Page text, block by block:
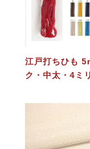
江戸打ちひも
ク・中太・4ミリ